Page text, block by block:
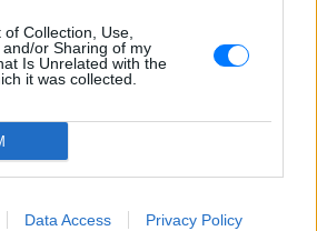
Collection, Use,
or Sharing of my
Is Unrelated with the
it was collected.
Data Access Privacy Policy